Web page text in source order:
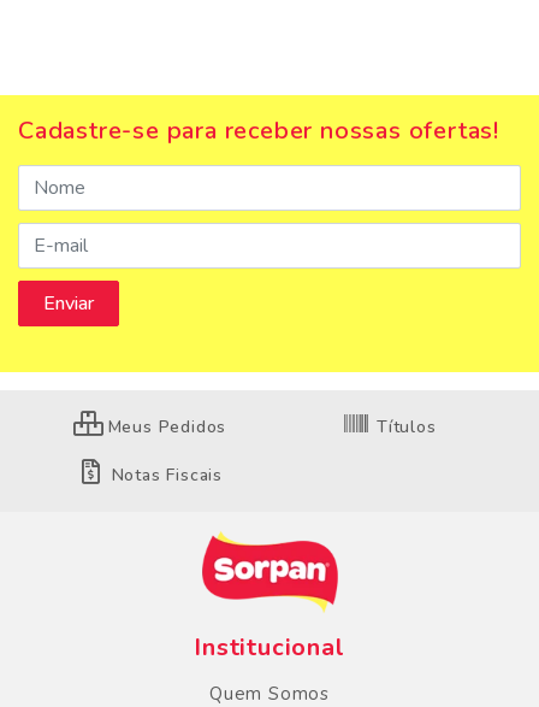
Cadastre-se para receber nossas ofertas!
Meus Pedidos Títulos
Notas Fiscais
Institucional
Quem Somos